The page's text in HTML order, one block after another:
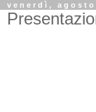
venerdì, agosto